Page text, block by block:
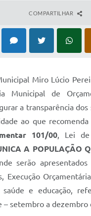
COMPARTILHAR
Miro Lúcio
Municipal de
a transparência
ao que
101/00, Lei de
A POPULAÇÃO
serão
Execução
saúde e educação,
– setembro a dezembro